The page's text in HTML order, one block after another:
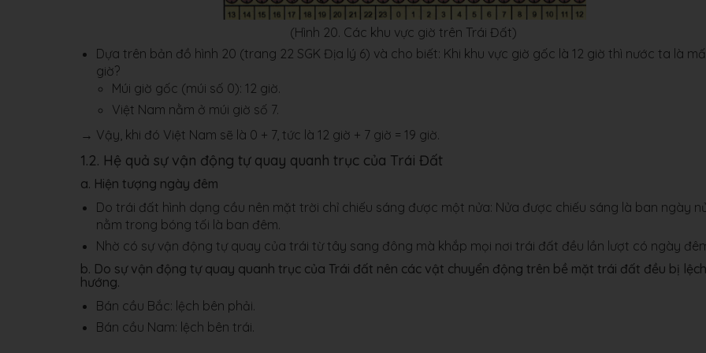
(Hình 20. Các khu vực giờ trên Trái Đất)
Dựa trên bản đồ hình 20 (trang 22 SGK Địa lý 6) và cho biết: Khi khu vực giờ gốc là 12 giờ thì nước ta là
giờ?
Múi giờ gốc (múi số 0): 12 giờ.
Việt Nam nằm ở múi giờ số 7.
→ Vậy, khi đó Việt Nam sẽ là 0 + 7, tức là 12 giờ + 7 giờ = 19 giờ.
1.2. Hệ quả sự vận động tự quay quanh trục của Trái Đất
a. Hiện tượng ngày đêm
Do trái đất hình dạng cầu nên mặt trời chỉ chiếu sáng được một nửa: Nửa được chiếu sáng là ban ngày
nằm trong bóng tối là ban đêm.
Nhờ có sự vận động tự quay của trái từ tây sang đông mà khắp mọi nơi trái đất đều lần lượt có ngày
b. Do sự vận động tự quay quanh trục của Trái đất nên các vật chuyển động trên bề mặt trái đất đều bị lệch
hướng.
Bán cầu Bắc: lệch bên phải.
Bán cầu Nam: lệch bên trái.